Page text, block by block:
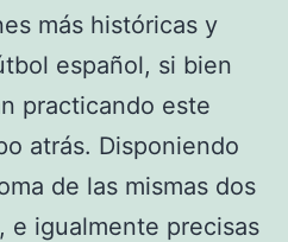
más históricas y
español, si bien
practicando este
atrás. Disponiendo
de las mismas dos
e igualmente precisas